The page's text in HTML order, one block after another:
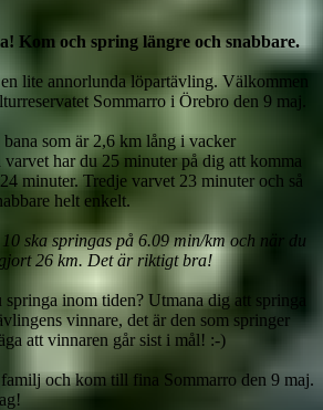
Kom och spring längre och snabbare.
lite annorlunda löpartävling. Välkommen
Sommarro i Örebro den 9 maj.
som är 2,6 km lång i vacker
har du 25 minuter på dig att komma
minuter. Tredje varvet 23 minuter och så
helt enkelt.
ska springas på 6.09 min/km och när du
26 km. Det är riktigt bra!
inom tiden? Utmana dig att springa
vinnare, det är den som springer
att vinnaren går sist i mål! :-)
och kom till fina Sommarro den 9 maj.